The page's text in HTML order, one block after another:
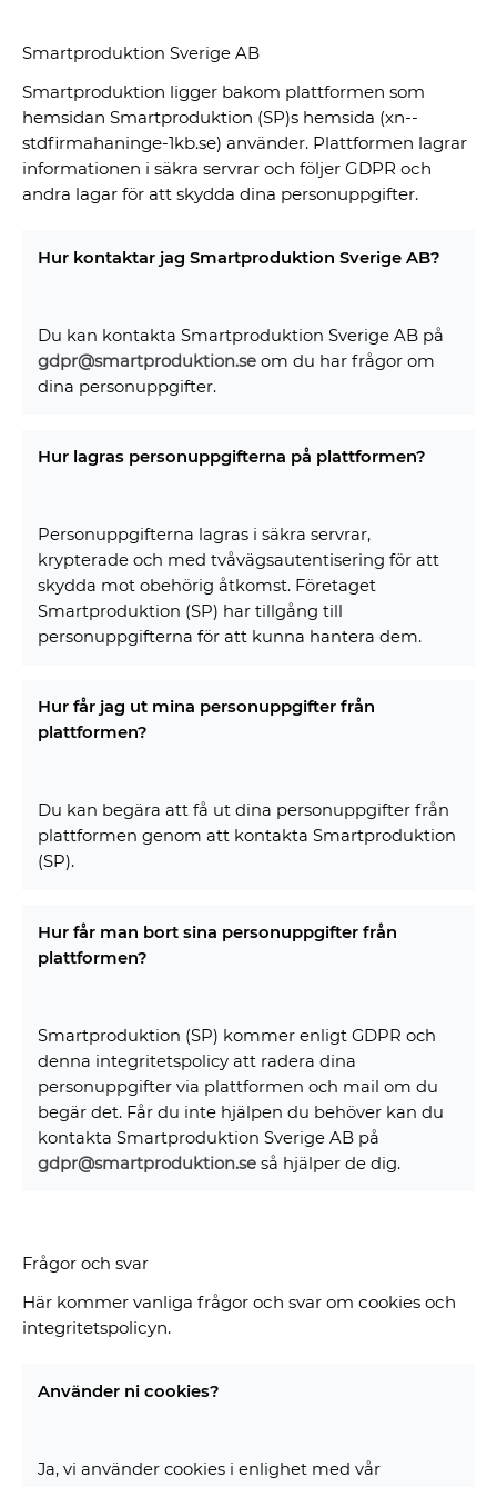
Smartproduktion Sverige AB
Smartproduktion ligger bakom plattformen som
hemsidan Smartproduktion (SP)s hemsida (xn--
stdfirmahaninge-1kb.se) använder. Plattformen lagrar
informationen i säkra servrar och följer GDPR och
andra lagar för att skydda dina personuppgifter.
Hur kontaktar jag Smartproduktion Sverige AB?
Du kan kontakta Smartproduktion Sverige AB på
gdpr@smartproduktion.seom du har frågor om
dina personuppgifter.
Hur lagras personuppgifterna på plattformen?
Personuppgifterna lagras i säkra servrar,
krypterade och med tvåvägsautentisering för att
skydda mot obehörig åtkomst. Företaget
Smartproduktion (SP) har tillgång till
personuppgifterna för att kunna hantera dem.
Hur får jag ut mina personuppgifter från
plattformen?
Du kan begära att få ut dina personuppgifter från
plattformen genom att kontakta Smartproduktion
(SP).
Hur får man bort sina personuppgifter från
plattformen?
Smartproduktion (SP) kommer enligt GDPR och
denna integritetspolicy att radera dina
personuppgifter via plattformen och mail om du
begär det. Får du inte hjälpen du behöver kan du
kontakta Smartproduktion Sverige AB på
gdpr@smartproduktion.seså hjälper de dig.
Frågor och svar
Här kommer vanliga frågor och svar om cookies och
integritetspolicyn.
Använder ni cookies?
Ja, vi använder cookies i enlighet med vår